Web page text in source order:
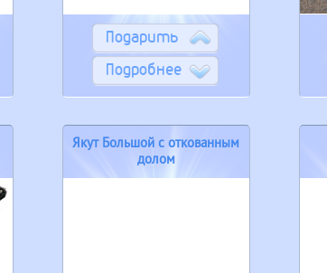
Подарить
Подробнее
Якут Большой с откованным
долом